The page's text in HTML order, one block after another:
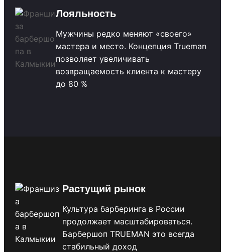
Лояльность
Мужчины редко меняют «своего»
мастера и место. Концепция Trueman
позволяет увеличивать
возвращаемость клиента к мастеру
до 80 %
Растущий рынок
Культура барберинга в России
продолжает масштабироваться.
Барбершоп TRUEMAN это всегда
стабильный доход